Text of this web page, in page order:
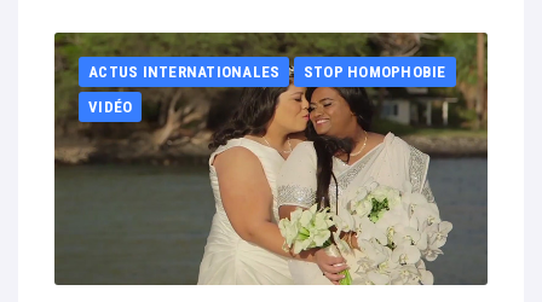
ACTUS INTERNATIONALES
STOP HOMOPHOBIE
VIDÉO